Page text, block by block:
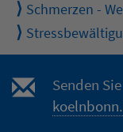
Schmerzen -
Senden